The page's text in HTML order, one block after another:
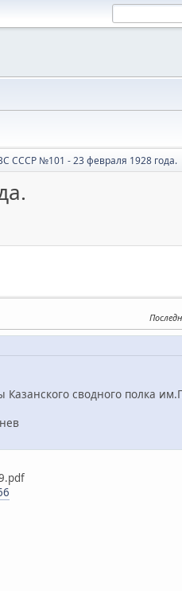
СССР №101 - 23 февраля 1928 года.
сводного полка